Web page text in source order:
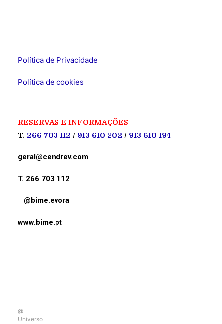
Política de Privacidade
Política de cookies
RESERVAS E INFORMAÇÕES
T. 266 703 112 / 913 610 202 / 913 610 194
geral@cendrev.com
T. 266 703 112
@bime.evora
www.bime.pt
@
Universo